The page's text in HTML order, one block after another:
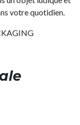
votre quotidien.